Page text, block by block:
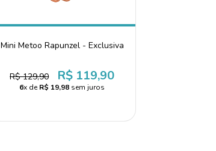
Mini Metoo Rapunzel - Exclusiva
R$ 129,90 R$ 119,90
6x deR$ 19,98 sem juros